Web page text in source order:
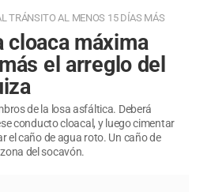
TRÁNSITO AL MENOS 15 DÍAS MÁS
cloaca máxima
el arreglo del
de la losa asfáltica. Deberá
conducto cloacal, y luego cimentar
el caño de agua roto. Un caño de
del socavón.